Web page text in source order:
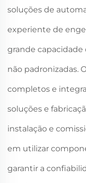
soluções de
experiente de
grande capacidade
não padronizadas.
completos e
soluções e
instalação e
em utilizar
garantir a